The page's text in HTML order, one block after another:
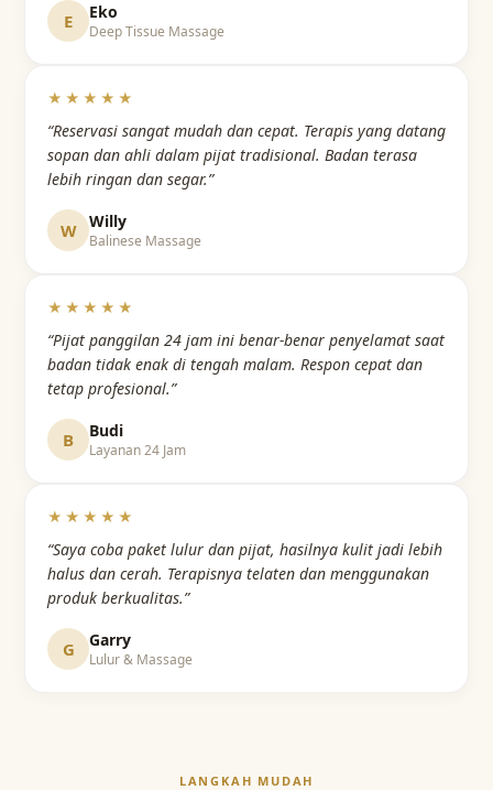
E Eko
Deep Tissue Massage
★★★★★
“Reservasi sangat mudah dan cepat. Terapis yang datang
sopan dan ahli dalam pijat tradisional. Badan terasa
lebih ringan dan segar.”
W Willy
Balinese Massage
★★★★★
“Pijat panggilan 24 jam ini benar-benar penyelamat saat
badan tidak enak di tengah malam. Respon cepat dan
tetap profesional.”
B Budi
Layanan 24 Jam
★★★★★
“Saya coba paket lulur dan pijat, hasilnya kulit jadi lebih
halus dan cerah. Terapisnya telaten dan menggunakan
produk berkualitas.”
G Garry
Lulur & Massage
LANGKAH MUDAH